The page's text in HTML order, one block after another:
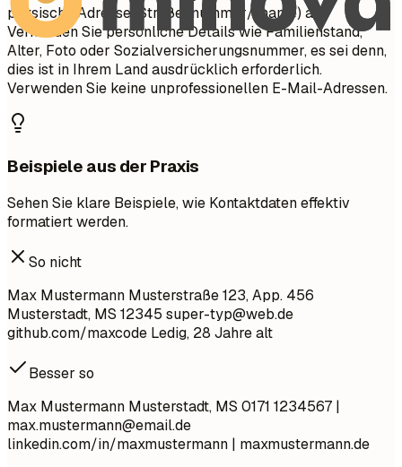
physische Adresse (Straßennummer/-name) an.
Vermeiden Sie persönliche Details wie Familienstand,
Alter, Foto oder Sozialversicherungsnummer, es sei denn,
dies ist in Ihrem Land ausdrücklich erforderlich.
Verwenden Sie keine unprofessionellen E-Mail-Adressen.
Beispiele aus der Praxis
Sehen Sie klare Beispiele, wie Kontaktdaten effektiv
formatiert werden.
So nicht
Max Mustermann Musterstraße 123, App. 456
Musterstadt, MS 12345 super-typ@web.de
github.com/maxcode Ledig, 28 Jahre alt
Besser so
Max Mustermann Musterstadt, MS 0171 1234567 |
max.mustermann@email.de
linkedin.com/in/maxmustermann | maxmustermann.de